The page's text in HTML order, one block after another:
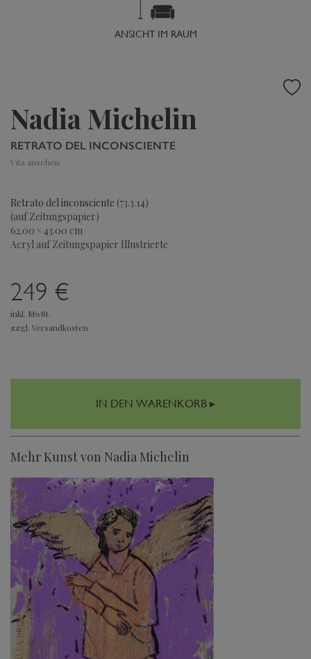
ANSICHT IM RAUM
Nadia Michelin
RETRATO DEL INCONSCIENTE
Vita ansehen
Retrato del inconsciente (73.3.14)
(auf Zeitungspapier)
62.00 × 43.00 cm
Acryl auf Zeitungspapier Illustrierte
249 €
inkl. MwSt.
zzgl. Versandkosten
IN DEN WARENKORB ▸
Mehr Kunst von Nadia Michelin